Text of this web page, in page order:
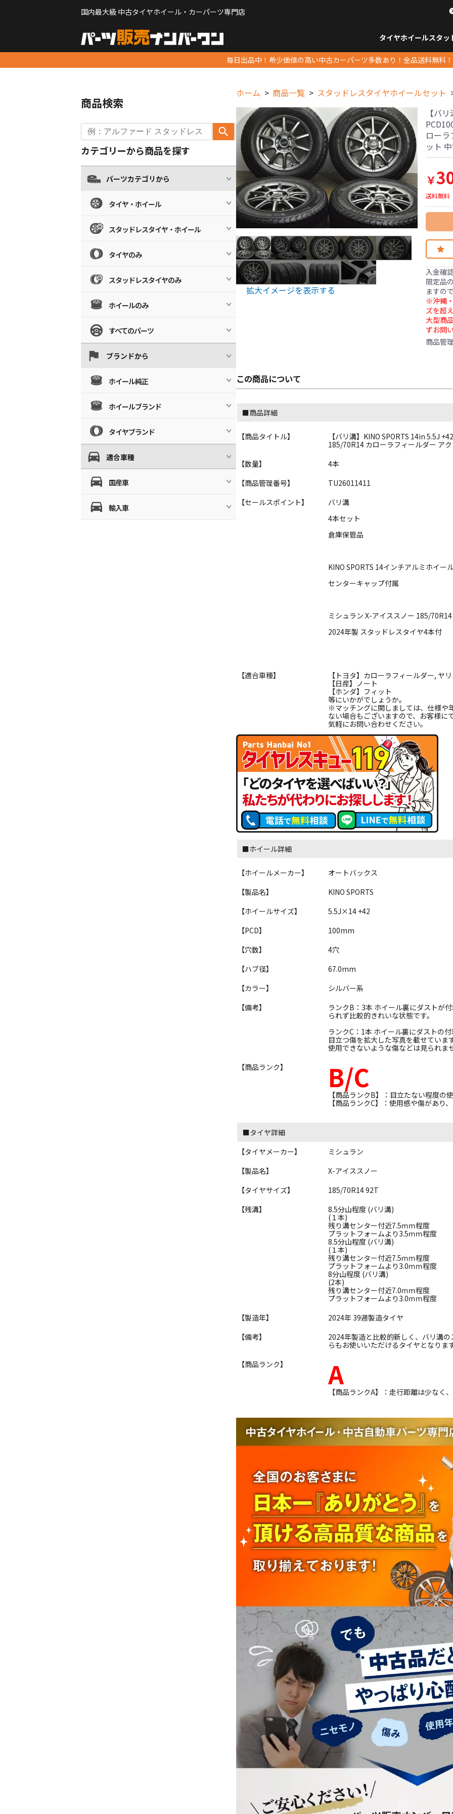
国内最大級 中古タイヤホイール・カーパーツ専門店
タイヤホイールスタッ
毎日出品中！希少価値の高い中古カーパーツ多数あり！全品送料無料！
ホーム 商品一覧 スタッドレスタイヤホイールセット
拡大イメージを表示する
【バ
ロー
ット
￥
送料無料
入金確
限定品
ますの
※沖縄
ズを超
大型商
ずお問
商品管
この商品について
■商品詳細
【商品タイトル】
【バリ溝】KINO SPORTS 14in 5.5J
185/70R14 カローラフィールダー ア
【数量】
4本
【商品管理番号】
TU26011411
【セールスポイント】
バリ溝
4本セット
倉庫保管品
KINO SPORTS 14インチアルミホイー
センターキャップ付属
ミシュラン X-アイススノー 185/70R14
2024年製 スタッドレスタイヤ4本付
【適合車種】
【トヨタ】カローラフィールダー, ヤ
【日産】ノート
【ホンダ】フィット
等にいかがでしょうか。
※マッチングに関しましては、仕様や
ない場合もございますので、お客様
気軽にお問い合わせください。
■ホイール詳細
【ホイールメーカー】
オートバックス
【製品名】
KINO SPORTS
【ホイールサイズ】
5.5J×14 +42
【PCD】
100mm
【穴数】
4穴
【ハブ径】
67.0mm
【カラー】
シルバー系
【備考】
ランクB：3本 ホイール裏にダストが
られず比較的きれいな状態です。
ランクC：1本 ホイール裏にダストの
目立つ傷を拡大した写真を載せていま
使用できないような傷などは見られま
【商品ランク】
B/C
【商品ランクB】：目立たない程度の
【商品ランクC】：使用感や傷があり
■タイヤ詳細
【タイヤメーカー】
ミシュラン
【製品名】
X-アイススノー
【タイヤサイズ】
185/70R14 92T
【残溝】
8.5分山程度 (バリ溝)
(１本)
残り溝センター付近7.5ｍｍ程度
プラットフォームより3.5ｍｍ程度
8.5分山程度 (バリ溝)
(１本)
残り溝センター付近7.5ｍｍ程度
プラットフォームより3.0ｍｍ程度
8分山程度 (バリ溝)
(2本)
残り溝センター付近7.0ｍｍ程度
プラットフォームより3.0ｍｍ程度
【製造年】
2024年 39週製造タイヤ
【備考】
2024年製造と比較的新しく、バリ溝
らもお使いいただけるタイヤとなります
【商品ランク】
A
【商品ランクA】：走行距離は少なく
商品検索
カテゴリーから商品を探す
パーツカテゴリから
タイヤ・ホイール
スタッドレスタイヤ・ホイール
タイヤのみ
スタッドレスタイヤのみ
ホイールのみ
すべてのパーツ
ブランドから
ホイール純正
ホイールブランド
タイヤブランド
適合車種
国産車
輸入車